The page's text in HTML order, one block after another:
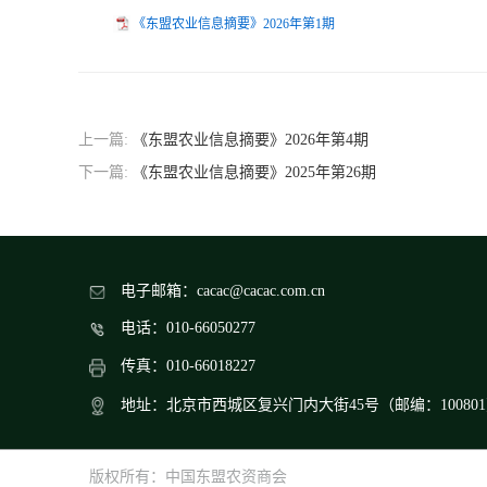
《东盟农业信息摘要》2026年第1期
上一篇:
《东盟农业信息摘要》2026年第4期
下一篇:
《东盟农业信息摘要》2025年第26期
电子邮箱：cacac@cacac.com.cn
电话：010-66050277
传真：010-66018227
地址：北京市西城区复兴门内大街45号（邮编：
版权所有：中国东盟农资商会